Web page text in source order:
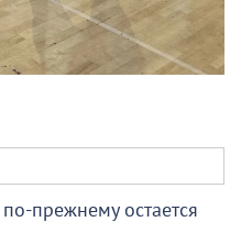
прежнему остается